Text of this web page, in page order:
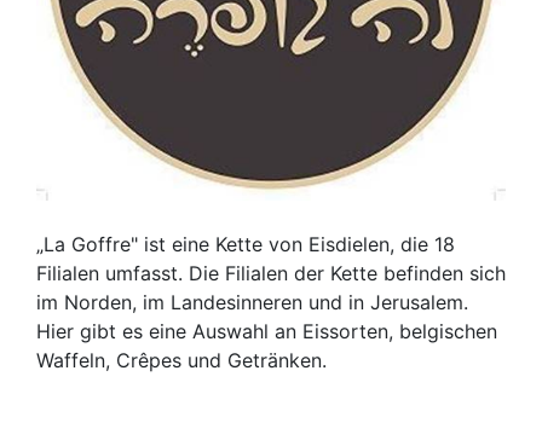
„La Goffre" ist eine Kette von Eisdielen, die 18
Filialen umfasst. Die Filialen der Kette befinden sich
im Norden, im Landesinneren und in Jerusalem.
Hier gibt es eine Auswahl an Eissorten, belgischen
Waffeln, Crêpes und Getränken.